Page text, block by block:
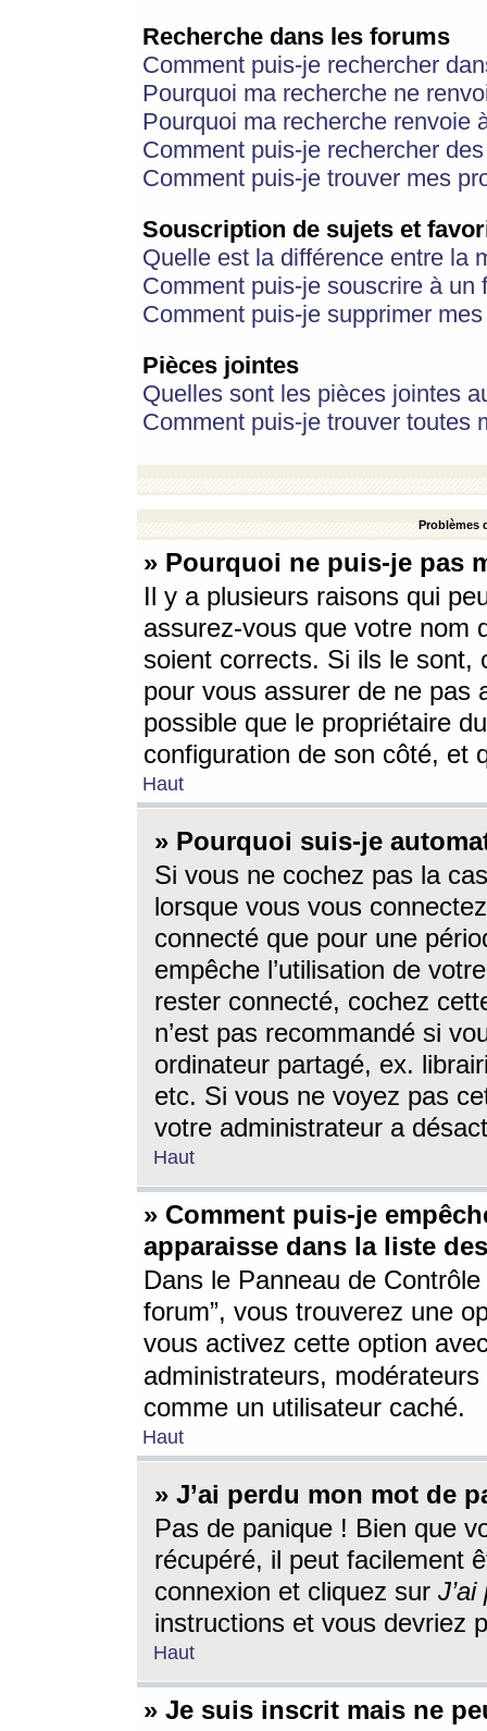
Recherche dans les forums
Comment puis-je rechercher
Pourquoi ma recherche ne
Pourquoi ma recherche renvoie
Comment puis-je rechercher
Comment puis-je trouver mes
Souscription de sujets et
Quelle est la différence entre la
Comment puis-je souscrire à
Comment puis-je supprimer
Pièces jointes
Quelles sont les pièces jointes
Comment puis-je trouver toutes
Problèmes
» Pourquoi ne puis-je pas
Il y a plusieurs raisons qui
assurez-vous que votre nom
soient corrects. Si ils le sont,
pour vous assurer de ne pas
possible que le propriétaire
configuration de son côté, et
Haut
» Pourquoi suis-je
Si vous ne cochez pas la
lorsque vous vous
connecté que pour une
empêche l’utilisation de
rester connecté, cochez
n’est pas recommandé si
ordinateur partagé, ex.
etc. Si vous ne voyez pas
votre administrateur a
Haut
» Comment puis-je
apparaisse dans la liste
Dans le Panneau de
forum”, vous trouverez une
vous activez cette option
administrateurs,
comme un utilisateur caché.
Haut
» J’ai perdu mon mot de
Pas de panique ! Bien que
récupéré, il peut facilement
connexion et cliquez sur
instructions et vous devriez
Haut
» Je suis inscrit mais ne